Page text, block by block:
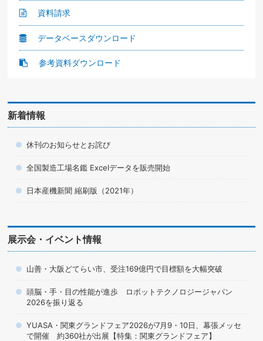
資料請求
データベースダウンロード
参考資料ダウンロード
新着情報
休刊のお知らせとお詫び
全国製造工場名鑑 Excelデータを販売開始
日本産機新聞 縮刷版（2021年）
展示会・イベント情報
山善・大阪どてらい市、受注169億円で目標額を大幅突破
頭脳・手・目の性能が進歩 ロボットテクノロジージャパン
2026を振り返る
YUASA・関東グランドフェア2026が7月9・10日、幕張メッセ
で開催 約360社が出展【特集：関東グランドフェア】